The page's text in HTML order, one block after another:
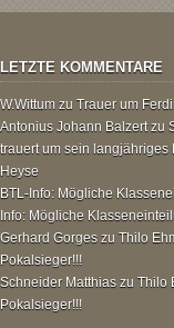
LETZTE KOMMENTARE
W.Wittum zu Trauer um
Antonius Johann Balzertzu
trauert um sein langjähriges
Heyse
BTL-Info: Mögliche
Info: Mögliche
Gerhard Gorges zu Thilo
Pokalsieger!!!
Schneider Matthias zu Thilo
Pokalsieger!!!